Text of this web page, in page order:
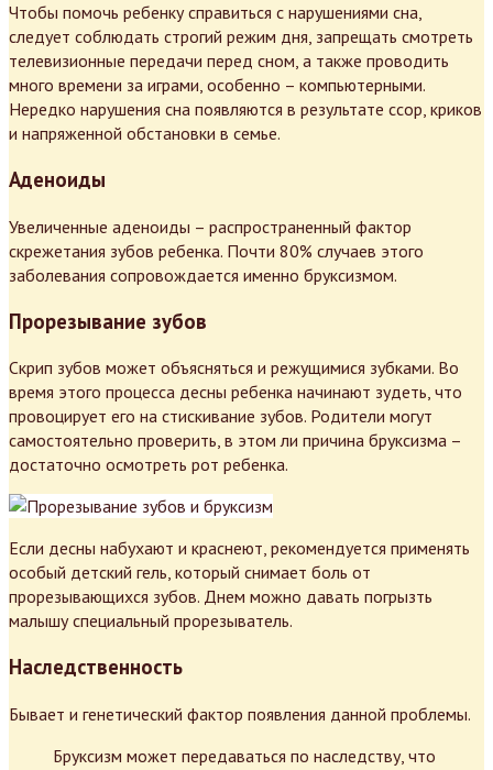
Чтобы помочь ребенку справиться с нарушениями сна,
следует соблюдать строгий режим дня, запрещать смотреть
телевизионные передачи перед сном, а также проводить
много времени за играми, особенно – компьютерными.
Нередко нарушения сна появляются в результате ссор, криков
и напряженной обстановки в семье.
Аденоиды
Увеличенные аденоиды – распространенный фактор
скрежетания зубов ребенка. Почти 80% случаев этого
заболевания сопровождается именно бруксизмом.
Прорезывание зубов
Скрип зубов может объясняться и режущимися зубками. Во
время этого процесса десны ребенка начинают зудеть, что
провоцирует его на стискивание зубов. Родители могут
самостоятельно проверить, в этом ли причина бруксизма –
достаточно осмотреть рот ребенка.
Если десны набухают и краснеют, рекомендуется применять
особый детский гель, который снимает боль от
прорезывающихся зубов. Днем можно давать погрызть
малышу специальный прорезыватель.
Наследственность
Бывает и генетический фактор появления данной проблемы.
Бруксизм может передаваться по наследству, что